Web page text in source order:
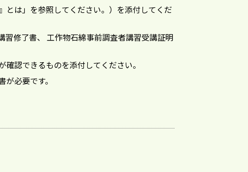
とは」を参照してください。）を添付してくだ
修了書、 工作物石綿事前調査者講習受講証明
認できるものを添付してください。
必要です。